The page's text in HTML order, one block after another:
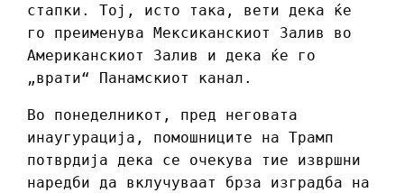
стапки. Тој, исто така, вети дека ќе
го преименува Мексиканскиот Залив во
Американскиот Залив и дека ќе го
„врати“ Панамскиот канал.
Во понеделникот, пред неговата
инаугурација, помошниците на Трамп
потврдија дека се очекува тие извршни
наредби да вклучуваат брза изградба на